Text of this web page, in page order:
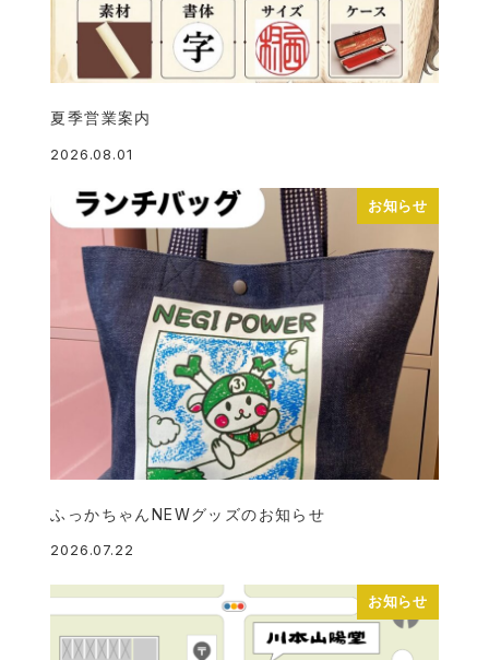
夏季営業案内
2026.08.01
お知らせ
ふっかちゃんNEWグッズのお知らせ
2026.07.22
お知らせ